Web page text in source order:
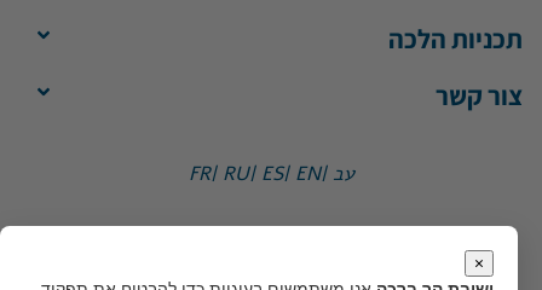
תכניות הלכה
צור קשר
עב |EN |
ES |
RU |
FR
×